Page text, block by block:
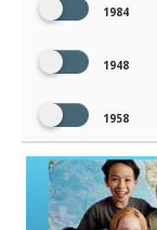
1984
1948
1958